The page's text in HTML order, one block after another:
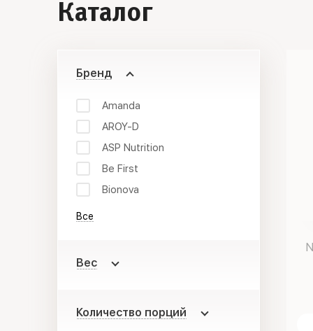
Каталог
Бренд
Amanda
AROY-D
ASP Nutrition
Be First
Bionova
Все
Вес
Количество порций